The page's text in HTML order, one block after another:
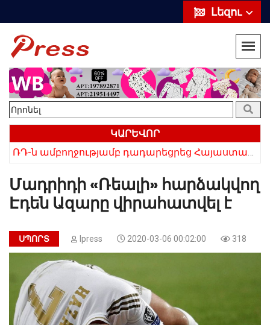
Լեզու
ԿԱՐԵՎՈՐ
Մադրիդի «Ռեալի» հարձակվող
Էդեն Ազարը վիրահատվել է
ՍՊՈՐՏ Ipress 2020-03-06 00:02:00 318